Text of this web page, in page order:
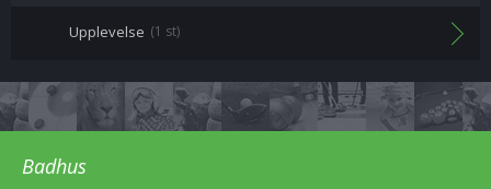
Upplevelse (1 st)
Badhus